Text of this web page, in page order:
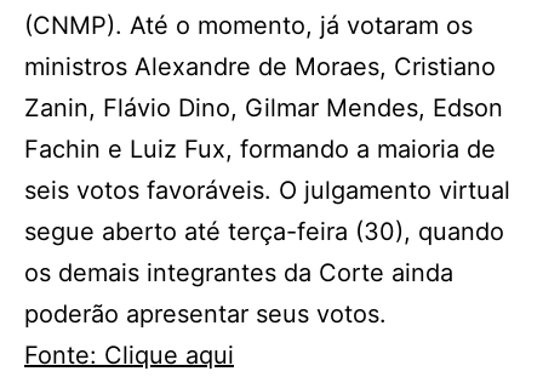
(CNMP). Até o momento, já votaram os
ministros Alexandre de Moraes, Cristiano
Zanin, Flávio Dino, Gilmar Mendes, Edson
Fachin e Luiz Fux, formando a maioria de
seis votos favoráveis. O julgamento virtual
segue aberto até terça-feira (30), quando
os demais integrantes da Corte ainda
poderão apresentar seus votos.
Fonte: Clique aqui